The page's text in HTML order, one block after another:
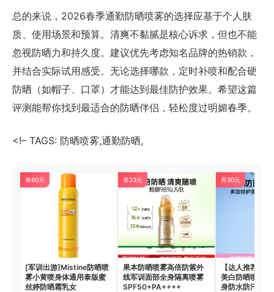
总的来说，2026春季通勤防晒喷雾的选择应基于个人肤
质、使用场景和预算。清爽不黏腻是核心诉求，但也不能
忽视防晒力和持久度。建议优先考虑知名品牌的热销款，
并结合实际试用感受。无论选择哪款，定时补喷和配合硬
防晒（如帽子、口罩）才能达到最佳防护效果。希望这篇
评测能帮你找到最适合的防晒伴侣，轻松度过明媚春季。
<!– TAGS: 防晒喷雾,通勤防晒,
券80元
[军训出游]Mistine防晒喷
雾小黄喷身体通用泰版蜜
丝婷防晒霜乳女
券23元
果本防晒喷雾高倍防紫外
线军训面部全身隔离喷雾
SPF50+PA++++
券30元
【达人推荐】
美白防晒喷雾
身防水防汗正品